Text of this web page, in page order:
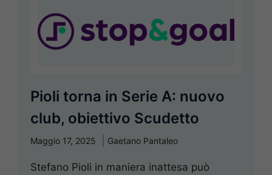
Pioli torna in Serie A: nuovo
club, obiettivo Scudetto
Maggio 17, 2025 Gaetano Pantaleo
Stefano Pioli in maniera inattesa può